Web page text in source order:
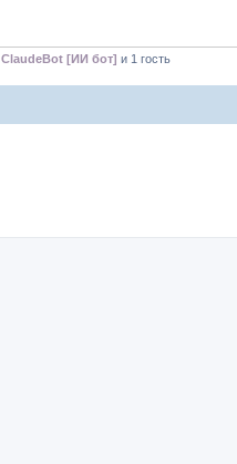
ClaudeBot [ИИ бот] и 1 гость